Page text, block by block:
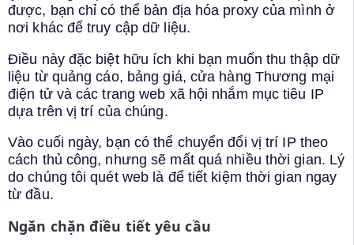
được, bạn chỉ có thể bản địa hóa proxy của mình ở
nơi khác để truy cập dữ liệu.
Điều này đặc biệt hữu ích khi bạn muốn thu thập dữ
liệu từ quảng cáo, bảng giá, cửa hàng Thương mại
điện tử và các trang web xã hội nhắm mục tiêu IP
dựa trên vị trí của chúng.
Vào cuối ngày, bạn có thể chuyển đổi vị trí IP theo
cách thủ công, nhưng sẽ mất quá nhiều thời gian. Lý
do chúng tôi quét web là để tiết kiệm thời gian ngay
từ đầu.
Ngăn chặn điều tiết yêu cầu